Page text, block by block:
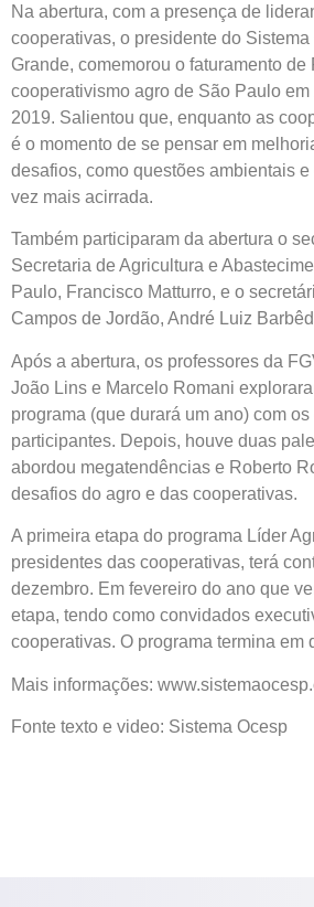
Na abertura, com a presença de
cooperativas, o presidente do Sistema
Grande, comemorou o faturamento
cooperativismo agro de São Paulo
2019. Salientou que, enquanto as
é o momento de se pensar em
desafios, como questões ambientais
vez mais acirrada.
Também participaram da abertura o
Secretaria de Agricultura e
Paulo, Francisco Matturro, e o
Campos de Jordão, André Luiz
Após a abertura, os professores da
João Lins e Marcelo Romani
programa (que durará um ano) com
participantes. Depois, houve duas
abordou megatendências e Roberto
desafios do agro e das cooperativas.
A primeira etapa do programa Líder
presidentes das cooperativas, terá
dezembro. Em fevereiro do ano que
etapa, tendo como convidados
cooperativas. O programa termina em
Mais informações:
Fonte texto e video: Sistema Ocesp